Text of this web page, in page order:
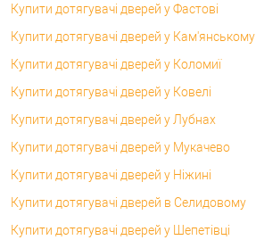
Купити дотягувачі дверей у Фастові
Купити дотягувачі дверей у Кам'янському
Купити дотягувачі дверей у Коломиї
Купити дотягувачі дверей у Ковелі
Купити дотягувачі дверей у Лубнах
Купити дотягувачі дверей у Мукачево
Купити дотягувачі дверей у Ніжині
Купити дотягувачі дверей в Селидовому
Купити дотягувачі дверей у Шепетівці